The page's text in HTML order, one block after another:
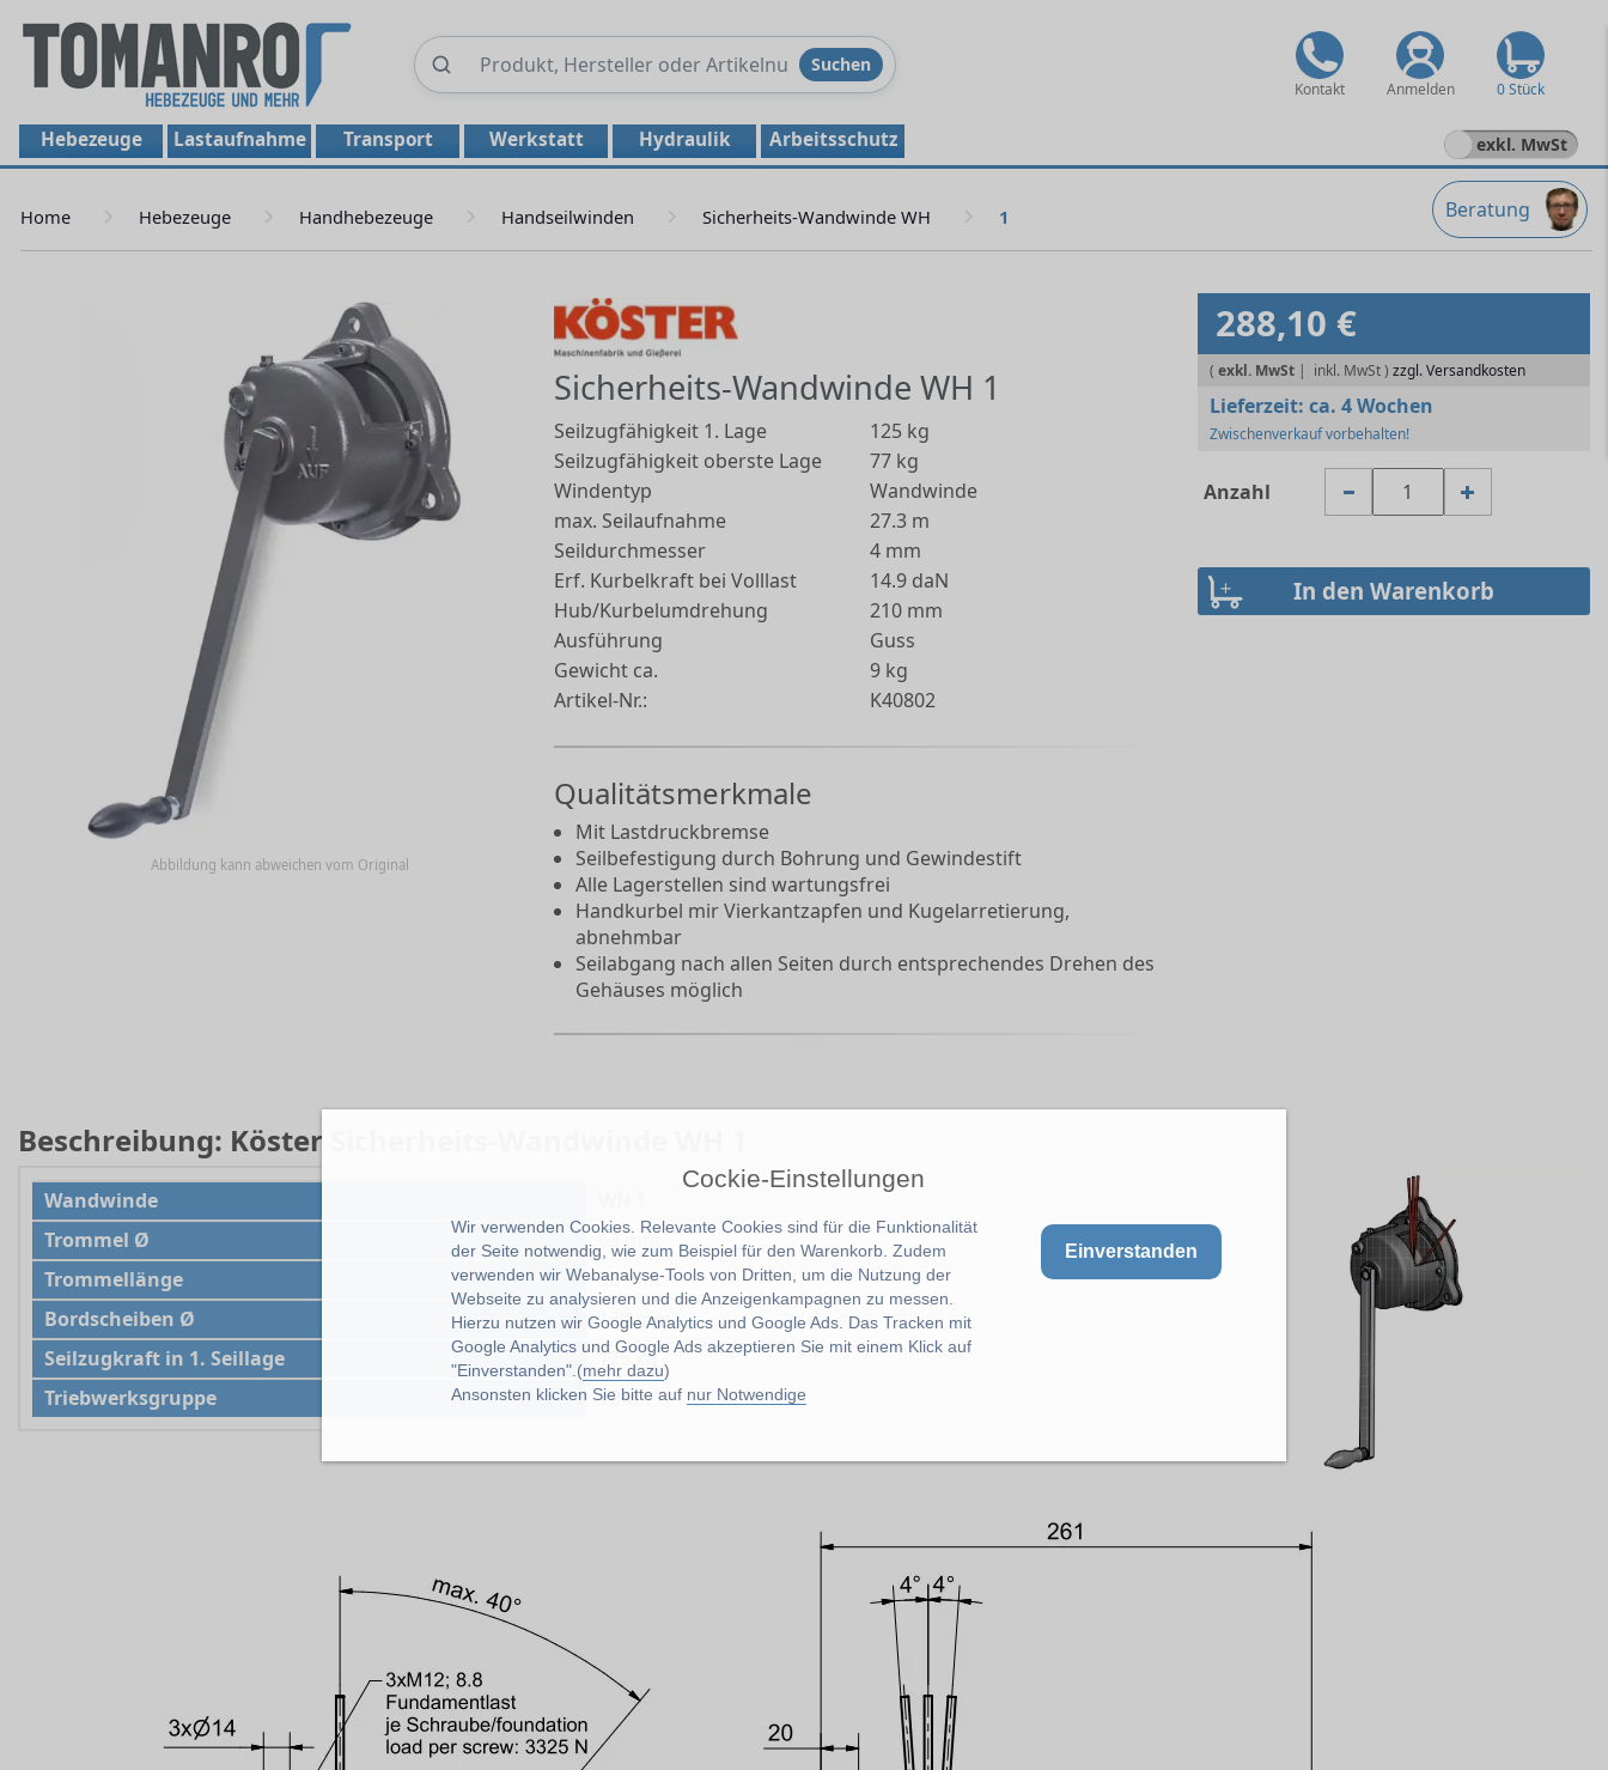
Cockie-Einstellungen
Wir verwenden Cookies. Relevante Cookies sind für die Funktionalität
der Seite notwendig, wie zum Beispiel für den Warenkorb. Zudem
verwenden wir Webanalyse-Tools von Dritten, um die Nutzung der
Webseite zu analysieren und die Anzeigenkampagnen zu messen.
Hierzu nutzen wir Google Analytics und Google Ads. Das Tracken mit
Google Analytics und Google Ads akzeptieren Sie mit einem Klick auf
"Einverstanden".(mehr dazu)
Ansonsten klicken Sie bitte auf nur Notwendige
Einverstanden
Produkte
durchsuchen
Suchen
Kontakt Anmelden 0 Stück
Hebezeuge Lastaufnahme Transport Werkstatt Hydraulik Arbeitsschutz exkl. MwSt
Beratung
Home Hebezeuge Handhebezeuge Handseilwinden Sicherheits-Wandwinde WH 1
Abbildung kann abweichen vom Original
Sicherheits-Wandwinde WH 1
Seilzugfähigkeit 1. Lage
125 kg
Seilzugfähigkeit oberste Lage
77 kg
Windentyp
Wandwinde
max. Seilaufnahme
27.3 m
Seildurchmesser
4 mm
Erf. Kurbelkraft bei Volllast
14.9 daN
Hub/Kurbelumdrehung
210 mm
Ausführung
Guss
Gewicht ca.
9 kg
Artikel-Nr.:
K40802
Qualitätsmerkmale
Mit Lastdruckbremse
Seilbefestigung durch Bohrung und Gewindestift
Alle Lagerstellen sind wartungsfrei
Handkurbel mir Vierkantzapfen und Kugelarretierung,
abnehmbar
Seilabgang nach allen Seiten durch entsprechendes Drehen des
Gehäuses möglich
288,10 €
( exkl. MwSt | zzgl. Versandkosten
Lieferzeit: ca. 4 Wochen
Zwischenverkauf vorbehalten!
Anzahl
Beschreibung: Köster Sicherheits-Wandwinde WH 1
Wandwinde
Trommel Ø
63 mm
Trommellänge
58 mm
Bordscheiben Ø
130 mm
Seilzugkraft in 1. Seillage
125 kg
Triebwerksgruppe
1Bm